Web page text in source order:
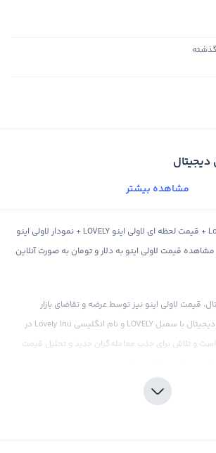
مشاهده بیشتر
قیمت لاولی اینو Lovely Inu + قیمت لحظه ای لاولی اینو LOVELY + نمودار لاولی اینو
قیمت لاولی اینو به دلار و تومان به صورت آنلاین
قیمت لاولی اینو نیز توسط عرضه و تقاضای بازار
مشخص می‌شود. این ارز دیجیتال با سمبل LOVELY و نام انگلیسی Lovely Inu در
است و تلاش برای جذب معامله‌گران جدید و تحلیل قیمت
به صورت مستقیم به دیگر ارزهای دیجیتال مثل بیت